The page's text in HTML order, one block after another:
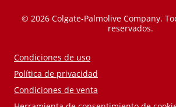
© 2026 Colgate-Palmolive Company.
reservados.
Condiciones de uso
Política de privacidad
Condiciones de venta